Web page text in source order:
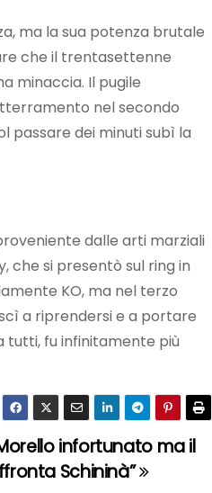
ma la sua potenza brutale
che il trentasettenne
minaccia. Il pugile
nel secondo
passare dei minuti subì la
dalle arti marziali
che si presentò sul ring in
KO, ma nel terzo
a riprendersi e a portare
tutti, fu infinitamente più
infortunato ma il
Schininà”